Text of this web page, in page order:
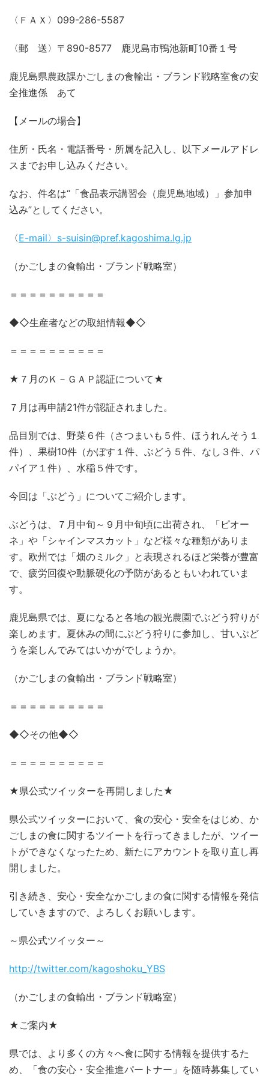
〈ＦＡＸ〉099-286-5587
〈郵 送〉〒890-8577 鹿児島市鴨池新町10番１号
鹿児島県農政課かごしまの食輸出・ブランド戦略室食の安
全推進係 あて
【メールの場合】
住所・氏名・電話番号・所属を記入し、以下メールアドレ
スまでお申し込みください。
なお、件名は“「食品表示講習会（鹿児島地域）」参加申
込み”としてください。
〈E-mail〉s-suisin@pref.kagoshima.lg.jp
（かごしまの食輸出・ブランド戦略室）
＝＝＝＝＝＝＝＝＝＝
◆◇生産者などの取組情報◆◇
＝＝＝＝＝＝＝＝＝＝
★７月のＫ－ＧＡＰ認証について★
７月は再申請21件が認証されました。
品目別では、野菜６件（さつまいも５件、ほうれんそう１
件）、果樹10件（かぼす１件、ぶどう５件、なし３件、パ
パイア１件）、水稲５件です。
今回は「ぶどう」についてご紹介します。
ぶどうは、７月中旬～９月中旬頃に出荷され、「ピオー
ネ」や「シャインマスカット」など様々な種類がありま
す。欧州では「畑のミルク」と表現されるほど栄養が豊富
で、疲労回復や動脈硬化の予防があるともいわれていま
す。
鹿児島県では、夏になると各地の観光農園でぶどう狩りが
楽しめます。夏休みの間にぶどう狩りに参加し、甘いぶど
うを楽しんでみてはいかがでしょうか。
（かごしまの食輸出・ブランド戦略室）
＝＝＝＝＝＝＝＝＝＝
◆◇その他◆◇
＝＝＝＝＝＝＝＝＝＝
★県公式ツイッターを再開しました★
県公式ツイッターにおいて、食の安心・安全をはじめ、か
ごしまの食に関するツイートを行ってきましたが、ツイー
トができなくなったため、新たにアカウントを取り直し再
開しました。
引き続き、安心・安全なかごしまの食に関する情報を発信
していきますので、よろしくお願いします。
～県公式ツイッター～
http://twitter.com/kagoshoku_YBS
（かごしまの食輸出・ブランド戦略室）
★ご案内★
県では、より多くの方々へ食に関する情報を提供するた
め、「食の安心・安全推進パートナー」を随時募集してい